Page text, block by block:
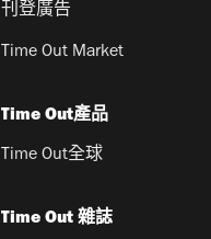
刊登廣告
Time Out Market
Time Out產品
Time Out全球
Time Out 雜誌